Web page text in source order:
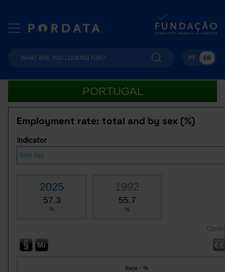
PT EN
PORTUGAL
Employment rate: total and by sex (%)
Indicator
2025
57.3
%
1992
55.7
%
Rate - %